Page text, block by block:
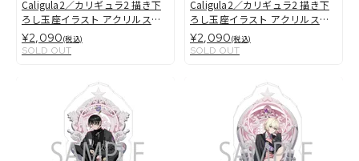
Caligula2／カリギュラ2 描き下
ろし玉座イラスト アクリルスタ
ンド 釣巻鐘太
¥2,090(税込)
SOLD OUT
Caligula2／カリギュラ2 描き下
ろし玉座イラスト アクリルスタ
ンド 月島劉都
¥2,090(税込)
SOLD OUT